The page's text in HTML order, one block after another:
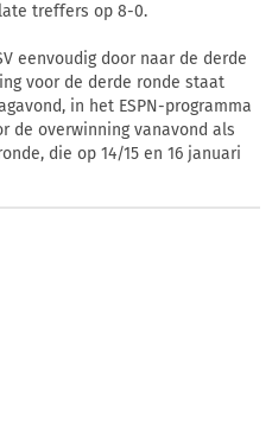
treffers op 8-0.
eenvoudig door naar de derde
voor de derde ronde staat
in het ESPN-programma
de overwinning vanavond als
die op 14/15 en 16 januari